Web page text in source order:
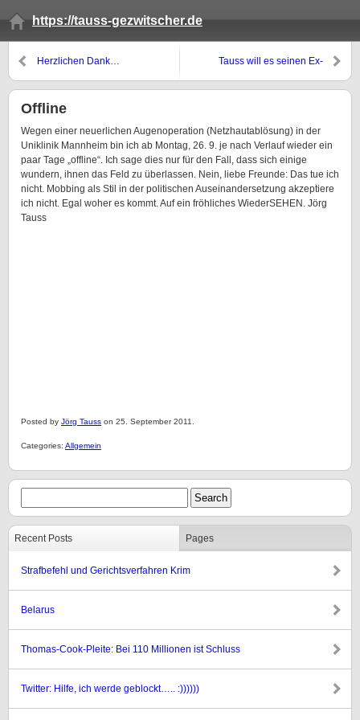
https://tauss-gezwitscher.de
Herzlichen Dank…
Tauss will es seinen Ex-
Offline
Wegen einer neuerlichen Augenoperation (Netzhautablösung) in der
Uniklinik Mannheim bin ich ab Montag, 26. 9. je nach Verlauf wieder ein
paar Tage „offline“. Ich sage dies nur für den Fall, dass sich einige
wundern, ihnen das Feld zu überlassen. Nein, liebe Freunde: Das tue ich
nicht. Mobbing als Stil in der politischen Auseinandersetzung akzeptiere
ich nicht. Egal woher es kommt. Auf ein fröhliches WiederSEHEN. Jörg
Tauss
Posted by Jörg Tauss on 25. September 2011.
Categories: Allgemein
Recent Posts Pages
Strafbefehl und Gerichtsverfahren Krim
Belarus
Thomas-Cook-Pleite: Bei 110 Millionen ist Schluss
Twitter: Hilfe, ich werde geblockt….. :))))))